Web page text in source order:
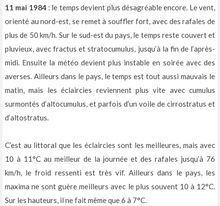
11 mai 1984 : le temps devient plus désagréable encore. Le vent,
orienté au nord-est, se remet à souffler fort, avec des rafales de
plus de 50 km/h. Sur le sud-est du pays, le temps reste couvert et
pluvieux, avec fractus et stratocumulus, jusqu’à la fin de l’après-
midi. Ensuite la météo devient plus instable en soirée avec des
averses. Ailleurs dans le pays, le temps est tout aussi mauvais le
matin, mais les éclaircies reviennent plus vite avec cumulus
surmontés d’altocumulus, et parfois d’un voile de cirrostratus et
d’altostratus.
C’est au littoral que les éclaircies sont les meilleures, mais avec
10 à 11°C au meilleur de la journée et des rafales jusqu’à 76
km/h, le froid ressenti est très vif. Ailleurs dans le pays, les
maxima ne sont guère meilleurs avec le plus souvent 10 à 12°C.
Sur les hauteurs, il ne fait même que 6 à 7°C.